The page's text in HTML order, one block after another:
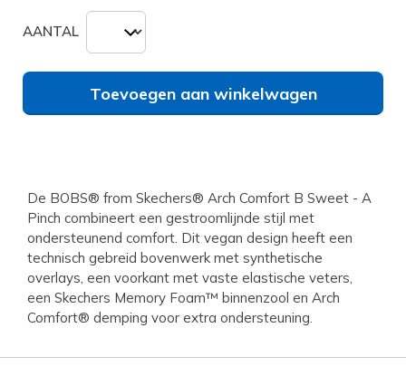
AANTAL
Toevoegen aan winkelwagen
De BOBS® from Skechers® Arch Comfort B Sweet - A
Pinch combineert een gestroomlijnde stijl met
ondersteunend comfort. Dit vegan design heeft een
technisch gebreid bovenwerk met synthetische
overlays, een voorkant met vaste elastische veters,
een Skechers Memory Foam™ binnenzool en Arch
Comfort® demping voor extra ondersteuning.